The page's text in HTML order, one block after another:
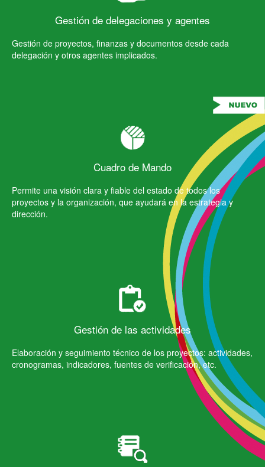
Gestión de delegaciones y agentes
Gestión de proyectos, finanzas y documentos desde cada
delegación y otros agentes implicados.
Cuadro de Mando
Permite una visión clara y fiable del estado de todos los
proyectos y la organización, que ayudará en la estrategia y
dirección.
Gestión de las actividades
Elaboración y seguimiento técnico de los proyectos: actividades,
cronogramas, indicadores, fuentes de verificación, etc.